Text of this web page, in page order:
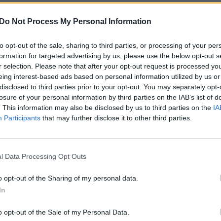
Do Not Process My Personal Information
opt-out of the sale, sharing to third parties, or processing of your
for targeted advertising by us, please use the below opt-out
selection. Please note that after your opt-out request is processed
interest-based ads based on personal information utilized by us
to third parties prior to your opt-out. You may separately
of your personal information by third parties on the IAB’s list of
This information may also be disclosed by us to third parties on the
Participants that may further disclose it to other third parties.
Data Processing Opt Outs
opt-out of the Sharing of my personal data.
opt-out of the Sale of my Personal Data.
kone pusmetį – kruopščiai derino
su ryškiausiais dizaineriais, kurių kūrybą
Tai ne tik šventėmuzikai, bet ir scena madai –
kokie nauji stiliaus vėjai šiandien glosto
muzikos apdovanojimai Stilius
Karšta A. Kasparavičiaus ir Ž Pavilionio